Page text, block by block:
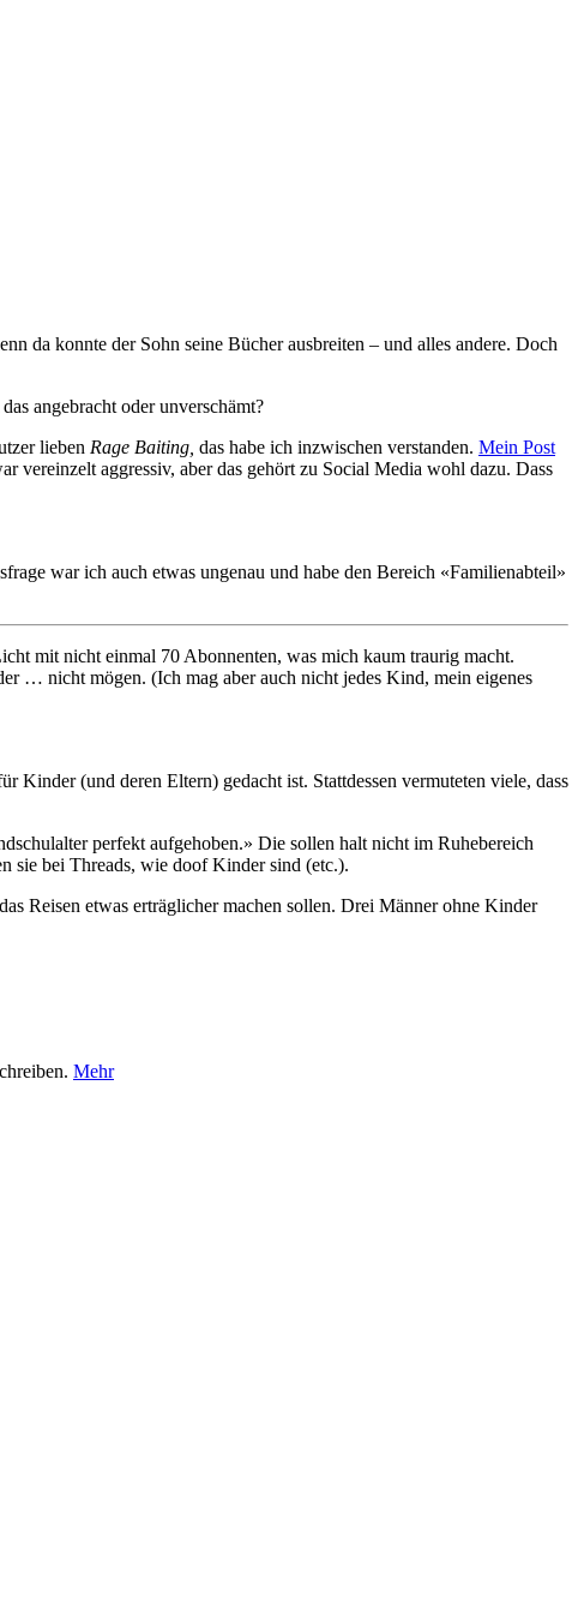
da konnte der Sohn seine Bücher ausbreiten – und alles andere. Doch
angebracht oder unverschämt?
lieben Rage Baiting, das habe ich inzwischen verstanden. Mein Post
vereinzelt aggressiv, aber das gehört zu Social Media wohl dazu. Dass
war ich auch etwas ungenau und habe den Bereich «Familienabteil»
mit nicht einmal 70 Abonnenten, was mich kaum traurig macht.
… nicht mögen. (Ich mag aber auch nicht jedes Kind, mein eigenes
(und deren Eltern) gedacht ist. Stattdessen vermuteten viele, dass
perfekt aufgehoben.» Die sollen halt nicht im Ruhebereich
sie bei Threads, wie doof Kinder sind (etc.).
Reisen etwas erträglicher machen sollen. Drei Männer ohne Kinder
Mehr